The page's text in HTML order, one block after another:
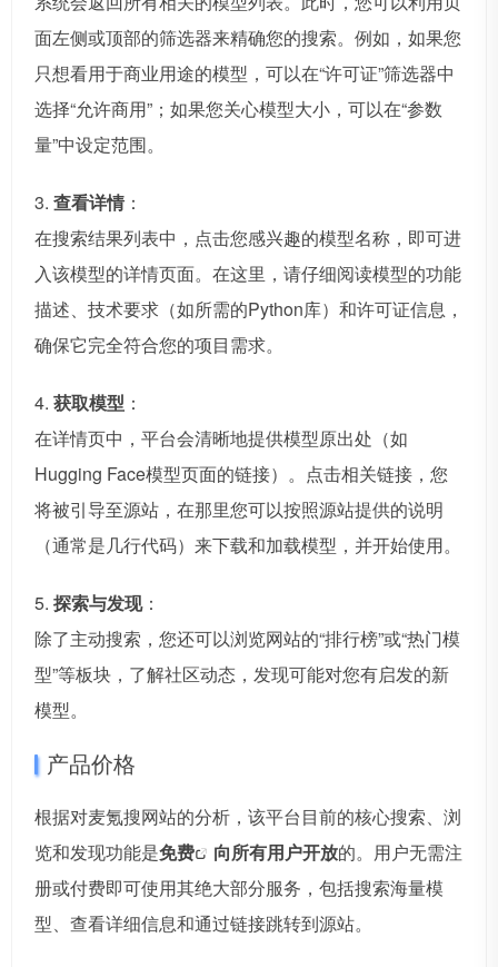
面左侧或顶部的筛选器来精确您的搜索。例如，如果您
只想看用于商业用途的模型，可以在“许可证”筛选器中
选择“允许商用”；如果您关心模型大小，可以在“参数
量”中设定范围。
3. 查看详情：
在搜索结果列表中，点击您感兴趣的模型名称，即可进
入该模型的详情页面。在这里，请仔细阅读模型的功能
描述、技术要求（如所需的Python库）和许可证信息，
确保它完全符合您的项目需求。
4. 获取模型 ：
在详情页中，平台会清晰地提供模型原出处（如
Hugging Face模型页面的链接）。点击相关链接，您
将被引导至源站，在那里您可以按照源站提供的说明
（通常是几行代码）来下载和加载模型，并开始使用。
5. 探索与发现：
除了主动搜索，您还可以浏览网站的“排行榜”或“热门模
型”等板块，了解社区动态，发现可能对您有启发的新
模型。
产品价格
根据对麦氪搜网站的分析，该平台目前的核心搜索、浏
览和发现功能是免费 向所有用户开放的。用户无需注
册或付费即可使用其绝大部分服务，包括搜索海量模
型、查看详细信息和通过链接跳转到源站。